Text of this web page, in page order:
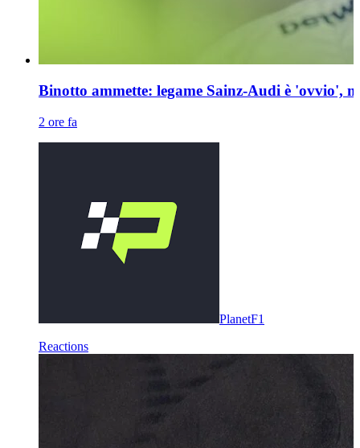
Binotto ammette: legame Sainz-Audi è 'ovvio',
2 ore fa
PlanetF1
Reactions